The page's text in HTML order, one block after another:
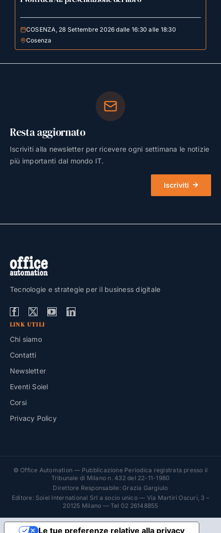
COSENZA, 28 Settembre 2026 dalle 16:30 alle 18:30
Cosenza
Resta aggiornato
Iscriviti alla newsletter per ricevere ogni settimana le notizie
più importanti dal mondo IT.
Iscriviti
Tecnologie e strategie per il business digitale
LINK UTILI
Chi siamo
Contatti
Newsletter
Eventi Soiel
Corsi
Privacy Policy
© Office Automation — Pubblicazione Periodica registrata presso il
Tribunale di Milano n. 432 del 22-11-1980
Direttore Responsabile: Grazia Gargiulo
Editore: Soiel International Srl a socio unico — Via Martiri Oscuri, 3 –
20125 Milano — Tel 02 26148855
Le tue preferenze relative alla privacy